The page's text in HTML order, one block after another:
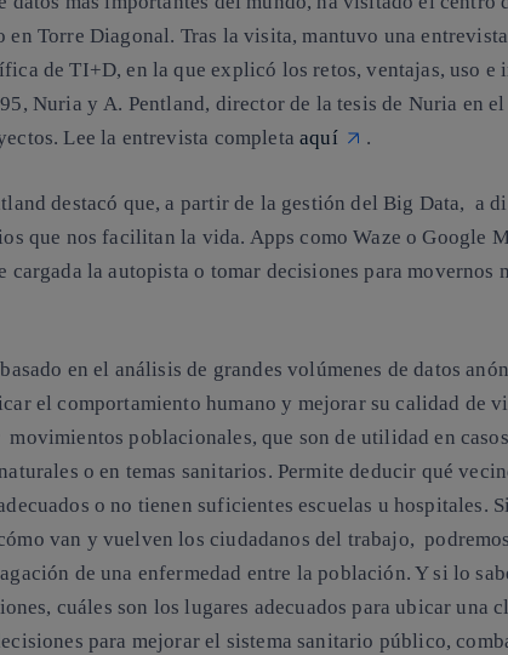
en Torre Diagonal. Tras la visita, mantuvo una
de TI+D, en la que explicó los retos, ventajas, uso e
Nuria y A. Pentland, director de la tesis de Nuria en
Lee la entrevista completaaquí .
destacó que, a partir de la gestión del Big Data, a
que nos facilitan la vida. Apps como Waze o Google
cargada la autopista o tomar decisiones para movernos
en el análisis de grandes volúmenes de datos
el comportamiento humano y mejorar su calidad de
poblacionales, que son de utilidad en
o en temas sanitarios. Permite deducir qué
o no tienen suficientes escuelas u hospitales.
van y vuelven los ciudadanos del trabajo,
de una enfermedad entre la población. Y si lo
cuáles son los lugares adecuados para ubicar una
para mejorar el sistema sanitario público,